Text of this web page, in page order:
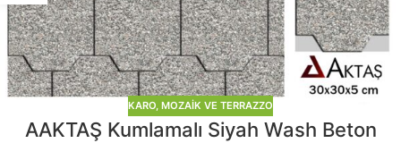
KARO, MOZAIK VE TERRAZZO
AAKTAŞ Kumlamalı Siyah Wash Beton